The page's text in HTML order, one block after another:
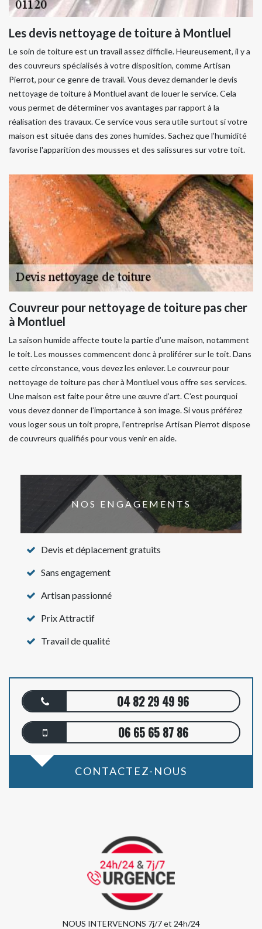
Les devis nettoyage de toiture à Montluel
Le soin de toiture est un travail assez difficile. Heureusement, il y a
des couvreurs spécialisés à votre disposition, comme Artisan
Pierrot, pour ce genre de travail. Vous devez demander le devis
nettoyage de toiture à Montluel avant de louer le service. Cela
vous permet de déterminer vos avantages par rapport à la
réalisation des travaux. Ce service vous sera utile surtout si votre
maison est située dans des zones humides. Sachez que l’humidité
favorise l'apparition des mousses et des salissures sur votre toit.
Couvreur pour nettoyage de toiture pas cher
à Montluel
La saison humide affecte toute la partie d’une maison, notamment
le toit. Les mousses commencent donc à proliférer sur le toit. Dans
cette circonstance, vous devez les enlever. Le couvreur pour
nettoyage de toiture pas cher à Montluel vous offre ses services.
Une maison est faite pour être une œuvre d’art. C’est pourquoi
vous devez donner de l’importance à son image. Si vous préférez
vous loger sous un toit propre, l’entreprise Artisan Pierrot dispose
de couvreurs qualifiés pour vous venir en aide.
NOS ENGAGEMENTS
Devis et déplacement gratuits
Sans engagement
Artisan passionné
Prix Attractif
Travail de qualité
04 82 29 49 96
06 65 65 87 86
CONTACTEZ-NOUS
NOUS INTERVENONS 7j/7 et 24h/24